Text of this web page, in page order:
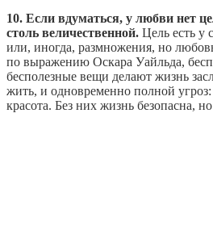
10. Если вдуматься, у любви нет
столь величественной. Цель есть у
или, иногда, размножения, но
по выражению Оскара Уайльда,
бесполезные вещи делают жизнь
жить, и одновременно полной
красота. Без них жизнь безопасна,